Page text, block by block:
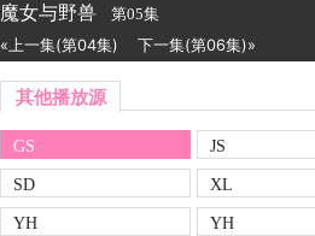
魔女与野兽 第05集
«上一集(第04集) 下一集(第06集)»
其他播放源
GS JS
SD
XL
YH
YH